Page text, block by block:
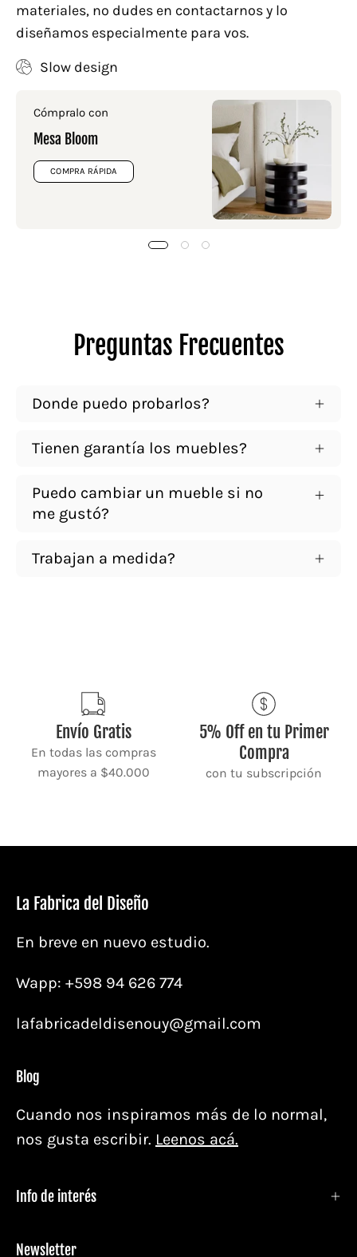
materiales, no dudes en contactarnos y lo
diseñamos especialmente para vos.
Slow design
Cómpralo con
Mesa Bloom
COMPRA RÁPIDA
Preguntas Frecuentes
Donde puedo probarlos?
Tienen garantía los muebles?
Puedo cambiar un mueble si no
me gustó?
Trabajan a medida?
Envío Gratis
En todas las compras
mayores a $40.000
5% Off en tu Primer
Compra
con tu subscripción
La Fabrica del Diseño
En breve en nuevo estudio.
Wapp: +598 94 626 774
lafabricadeldisenouy@gmail.com
Blog
Cuando nos inspiramos más de lo normal,
nos gusta escribir. Leenos acá.
Info de interés
Newsletter